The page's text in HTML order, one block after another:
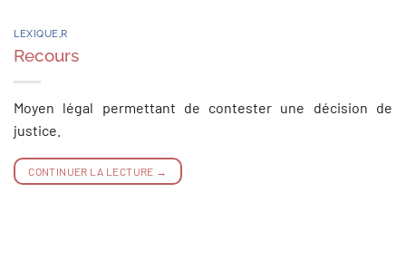
LEXIQUE,R
Recours
Moyen légal permettant de contester une décision de
justice.
CONTINUER LA LECTURE →